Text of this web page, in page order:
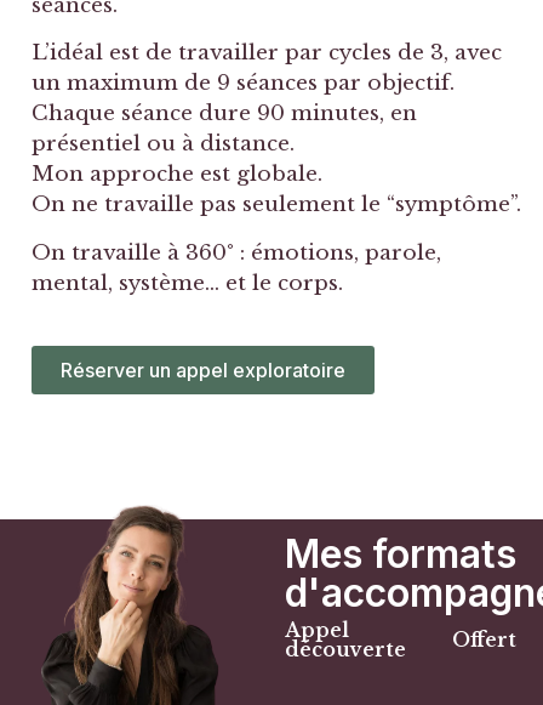
séances.
L’idéal est de travailler par cycles de 3, avec
un maximum de 9 séances par objectif.
Chaque séance dure 90 minutes, en
présentiel ou à distance.
Mon approche est globale.
On ne travaille pas seulement le “symptôme”.
On travaille à 360° : émotions, parole,
mental, système… et le corps.
Réserver un appel exploratoire
Mes formats
Appel
découverte
Offert